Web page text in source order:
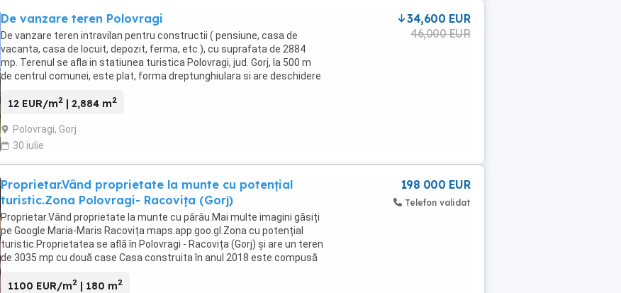
De vanzare teren Polovragi
De vanzare teren intravilan pentru constructii ( pensiune, casa de
vacanta, casa de locuit, depozit, ferma, etc.), cu suprafata de 2884
mp. Terenul se afla in statiunea turistica Polovragi, jud. Gorj, la 500 m
de centrul comunei, este plat, forma dreptunghiulara si are deschidere
12 EUR/m2 | 2,884 m2
Polovragi, Gorj
30 iulie
34,600 EUR
46,000 EUR
Proprietar.Vând proprietate la munte cu potențial
turistic.Zona Polovragi- Racovița (Gorj)
Proprietar.Vând proprietate la munte cu pârâu.Mai multe imagini găsiți
pe Google Maria-Maris Racovița maps.app.goo.gl.Zona cu potențial
turistic.Proprietatea se află în Polovragi - Racovița (Gorj) și are un teren
de 3035 mp cu două case Casa construita în anul 2018 este compusă
1100 EUR/m2 | 180 m2
198 000 EUR
Telefon validat